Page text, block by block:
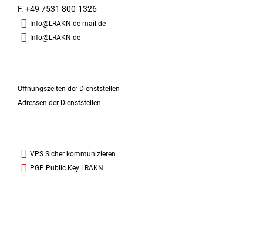
F. +49 7531 800-1326
Info@LRAKN.de-mail.de
Info@LRAKN.de
Öffnungszeiten der Dienststellen
Adressen der Dienststellen
VPS Sicher kommunizieren
PGP Public Key LRAKN